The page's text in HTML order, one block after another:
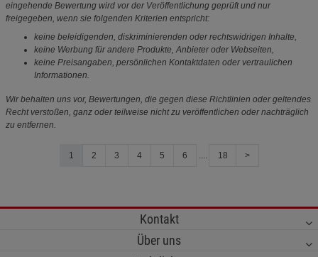
eingehende Bewertung wird vor der Veröffentlichung geprüft und nur
freigegeben, wenn sie folgenden Kriterien entspricht:
keine beleidigenden, diskriminierenden oder rechtswidrigen Inhalte,
keine Werbung für andere Produkte, Anbieter oder Webseiten,
keine Preisangaben, persönlichen Kontaktdaten oder vertraulichen
Informationen.
Wir behalten uns vor, Bewertungen, die gegen diese Richtlinien oder geltendes
Recht verstoßen, ganz oder teilweise nicht zu veröffentlichen oder nachträglich
zu entfernen.
1 2 3 4 5 6 .... 18 >
Kontakt
Über uns